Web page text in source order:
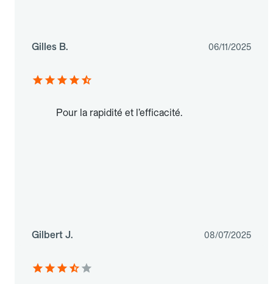
Gilles B. 06/11/2025
Pour la rapidité et l’efficacité.
Gilbert J. 08/07/2025